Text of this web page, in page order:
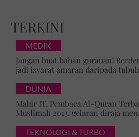
TERKINI
MEDIK
Jangan buat bahan gurauan!
jadi isyarat amaran daripada
DUNIA
Mahir IT, Pembaca Al-Quran
Muslimah 2013, gelaran diraja
merta
TEKNOLOGI & TURBO